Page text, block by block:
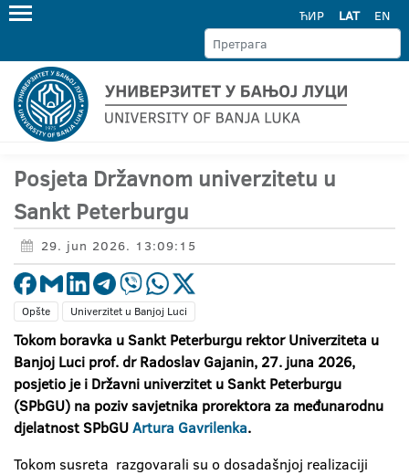
ЋИР LAT EN
Posjeta Državnom univerzitetu u
Sankt Peterburgu
29. jun 2026. 13:09:15
Opšte Univerzitet u Banjoj Luci
Tokom boravka u Sankt Peterburgu rektor Univerziteta u
Banjoj Luci prof. dr Radoslav Gajanin, 27. juna 2026,
posjetio je i Državni univerzitet u Sankt Peterburgu
(SPbGU) na poziv savjetnika prorektora za međunarodnu
djelatnost SPbGUArtura Gavrilenka.
Tokom susreta razgovarali su o dosadašnjoj realizaciji